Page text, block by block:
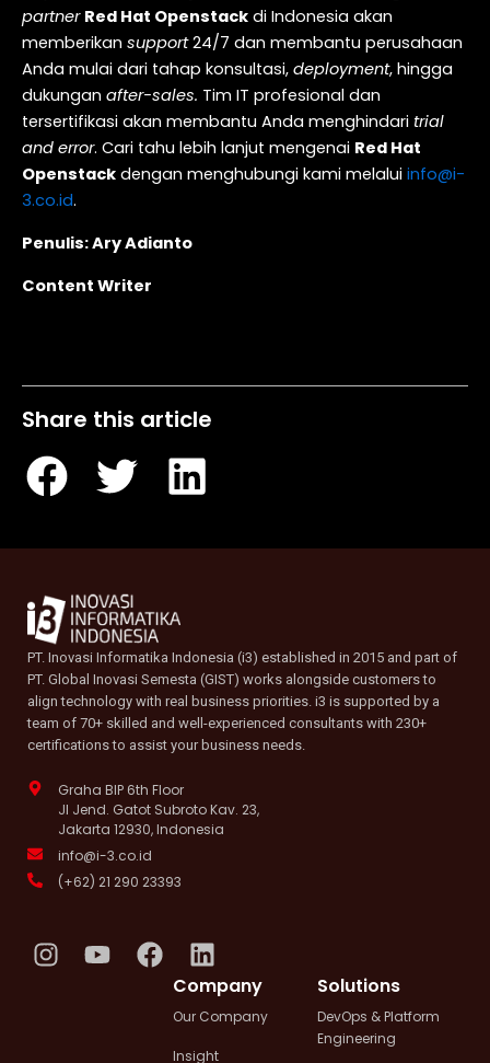
partner Red Hat Openstack di Indonesia akan
memberikan support24/7 dan membantu perusahaan
Anda mulai dari tahap konsultasi, deployment, hingga
dukungan after-sales. Tim IT profesional dan
tersertifikasi akan membantu Anda menghindari trial
and error. Cari tahu lebih lanjut mengenai Red Hat
Openstack dengan menghubungi kami melalui info@i-
3.co.id.
Penulis: Ary Adianto
Content Writer
Share this article
PT. Inovasi Informatika Indonesia (i3) established in 2015 and part of
PT. Global Inovasi Semesta (GIST) works alongside customers to
align technology with real business priorities. i3 is supported by a
team of 70+ skilled and well-experienced consultants with 230+
certifications to assist your business needs.
Graha BIP 6th Floor
Jl Jend. Gatot Subroto Kav. 23,
Jakarta 12930, Indonesia
info@i-3.co.id
(+62) 21 290 23393
I
n
Y
F
a
L
i
n
k
e
Company
Our Company
Insight
Solutions
DevOps & Platform
Engineering